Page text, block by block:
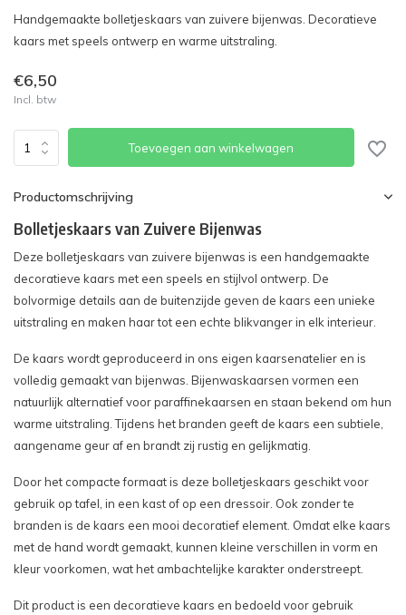
Handgemaakte bolletjeskaars van zuivere bijenwas. Decoratieve
kaars met speels ontwerp en warme uitstraling.
€6,50
Incl. btw
Toevoegen aan winkelwagen
Productomschrijving
Bolletjeskaars van Zuivere Bijenwas
Deze bolletjeskaars van zuivere bijenwas is een handgemaakte
decoratieve kaars met een speels en stijlvol ontwerp. De
bolvormige details aan de buitenzijde geven de kaars een unieke
uitstraling en maken haar tot een echte blikvanger in elk interieur.
De kaars wordt geproduceerd in ons eigen kaarsenatelier en is
volledig gemaakt van bijenwas. Bijenwaskaarsen vormen een
natuurlijk alternatief voor paraffinekaarsen en staan bekend om hun
warme uitstraling. Tijdens het branden geeft de kaars een subtiele,
aangename geur af en brandt zij rustig en gelijkmatig.
Door het compacte formaat is deze bolletjeskaars geschikt voor
gebruik op tafel, in een kast of op een dressoir. Ook zonder te
branden is de kaars een mooi decoratief element. Omdat elke kaars
met de hand wordt gemaakt, kunnen kleine verschillen in vorm en
kleur voorkomen, wat het ambachtelijke karakter onderstreept.
Dit product is een decoratieve kaars en bedoeld voor gebruik